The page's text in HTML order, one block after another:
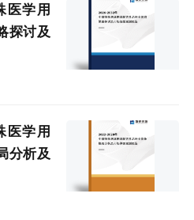
学用
探讨及
学用
分析及